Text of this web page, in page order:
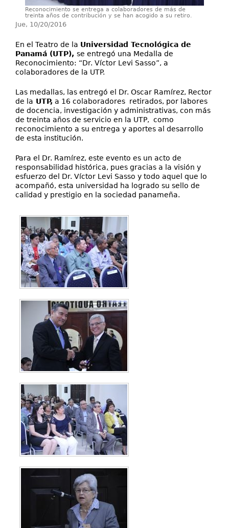
Reconocimiento se entrega a colaboradores de más de
treinta años de contribución y se han acogido a su retiro.
Jue, 10/20/2016
En el Teatro de la Universidad Tecnológica de
Panamá (UTP), se entregó una Medalla de
Reconocimiento: “Dr. Víctor Levi Sasso”, a
colaboradores de la UTP.
Las medallas, las entregó el Dr. Oscar Ramírez, Rector
de la UTP, a 16 colaboradores retirados, por labores
de docencia, investigación y administrativas, con más
de treinta años de servicio en la UTP, como
reconocimiento a su entrega y aportes al desarrollo
de esta institución.
Para el Dr. Ramírez, este evento es un acto de
responsabilidad histórica, pues gracias a la visión y
esfuerzo del Dr. Víctor Levi Sasso y todo aquel que lo
acompañó, esta universidad ha logrado su sello de
calidad y prestigio en la sociedad panameña.